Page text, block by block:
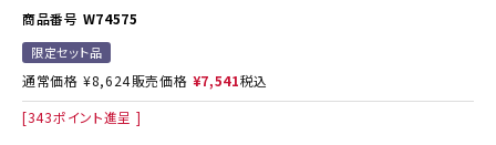
商品番号 W74575
限定セット品
通常価格 ¥8,624販売価格 ¥7,541税込
[343ポイント進呈 ]